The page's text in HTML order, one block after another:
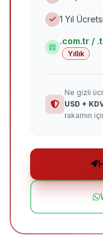
1 Yıl
.com.tr /
Yıllık
Ne gizli
USD +
rakamın